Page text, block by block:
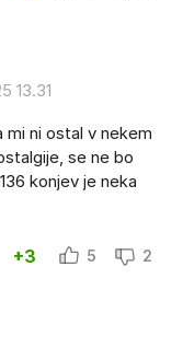
13.31
mi ni ostal v nekem
se ne bo
konjev je neka
+3 5 2